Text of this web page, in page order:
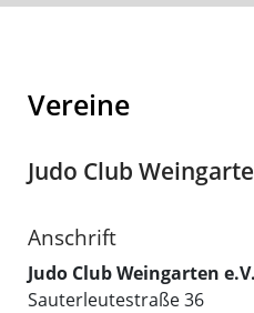
Vereine
Judo Club
Anschrift
Judo Club Weingarten e.V.
Sauterleutestraße 36